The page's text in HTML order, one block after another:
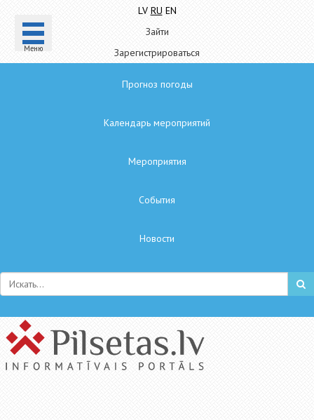
Mеню
LV RU EN
Зайти
Зарегистрироваться
Прогноз погоды
Календарь мероприятий
Мероприятия
Cобытия
Hовости